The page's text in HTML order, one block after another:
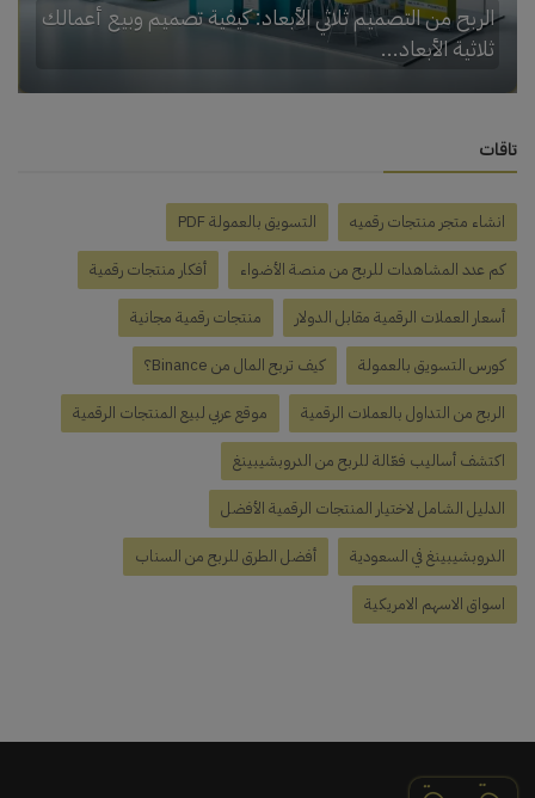
الربح من التصميم ثلاثي الأبعاد: كيفية تصميم وبيع أعمالك
ثلاثية الأبعاد...
تاقات
انشاء متجر منتجات رقميه التسويق بالعمولة PDF
كم عدد المشاهدات للربح من منصة الأضواء أفكار منتجات رقمية
أسعار العملات الرقمية مقابل الدولار منتجات رقمية مجانية
كورس التسويق بالعمولة كيف تربح المال من Binance؟
الربح من التداول بالعملات الرقمية موقع عربي لبيع المنتجات الرقمية
اكتشف أساليب فعّالة للربح من الدروبشيبينغ
الدليل الشامل لاختيار المنتجات الرقمية الأفضل
الدروبشيبينغ في السعودية أفضل الطرق للربح من السناب
اسواق الاسهم الامريكية